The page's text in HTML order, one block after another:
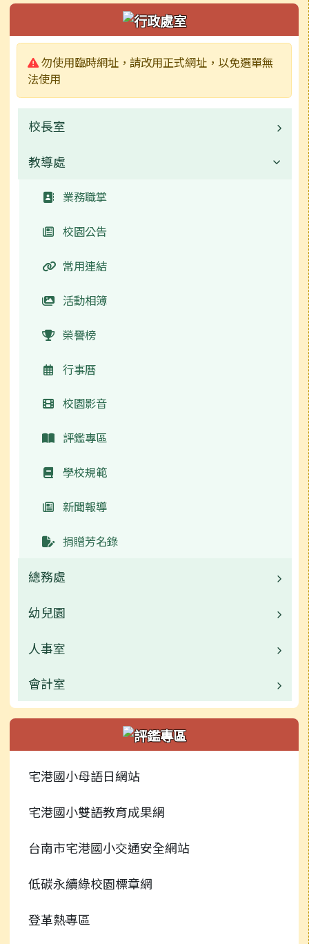
左邊區域內容
警告:
勿使用臨時網址，請改用正式網址，以免選單無
法使用
校長室
業務職掌
常用連結
教導處
業務職掌
校園公告
常用連結
活動相簿
榮譽榜
行事曆
校園影音
評鑑專區
學校規範
新聞報導
捐贈芳名錄
總務處
業務職掌
校園公告
常用連結
活動相簿
行事曆
捐贈芳名錄
檔案下載
幼兒園
校園公告
業務職掌
活動相簿
新聞報導
榮譽榜
校園影音
常用連結
檔案下載
行事曆
人事室
業務職掌
校園公告
常用連結
行事曆
會計室
業務職掌
校園公告
常用連結
行事曆
宅港國小母語日網站
宅港國小雙語教育成果網
台南市宅港國小交通安全網站
低碳永續綠校園標章網
登革熱專區